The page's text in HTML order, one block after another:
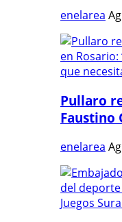
enelarea
Pullaro
Faustino
enelarea